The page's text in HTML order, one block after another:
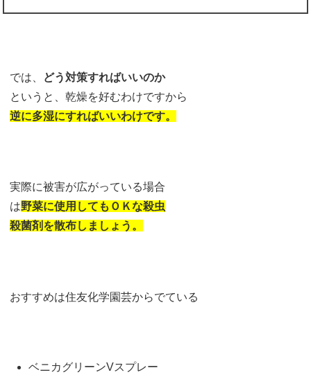
では、 どう対策すればいいのか
というと、乾燥を好むわけですから
逆に多湿にすればいいわけです。
実際に被害が広がっている場合
は野菜に使用してもＯＫな殺虫
殺菌剤を散布しましょう。
おすすめは住友化学園芸からでている
ベニカグリーンVスプレー